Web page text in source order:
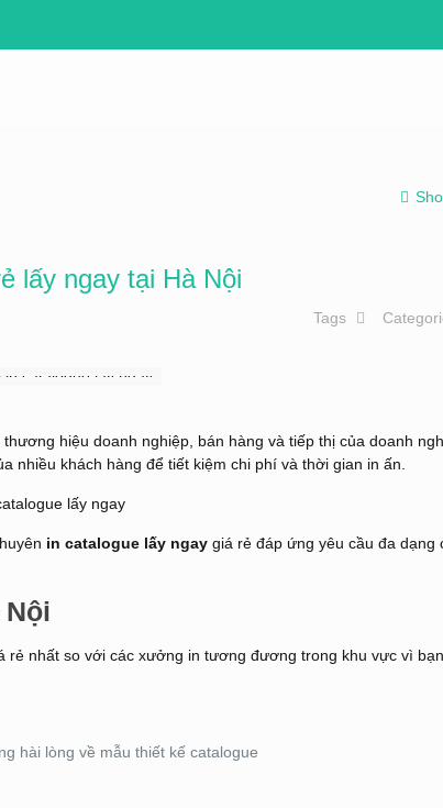
lấy ngay tại Hà Nội
Tags
hiệu doanh nghiệp, bán hàng và tiếp thị của doanh
nhiều khách hàng để tiết kiệm chi phí và thời gian in ấn.
in catalogue lấy ngaygiá rẻ đáp ứng yêu cầu đa dạng
nhất so với các xưởng in tương đương trong khu vực vì
hài lòng về mẫu thiết kế catalogue